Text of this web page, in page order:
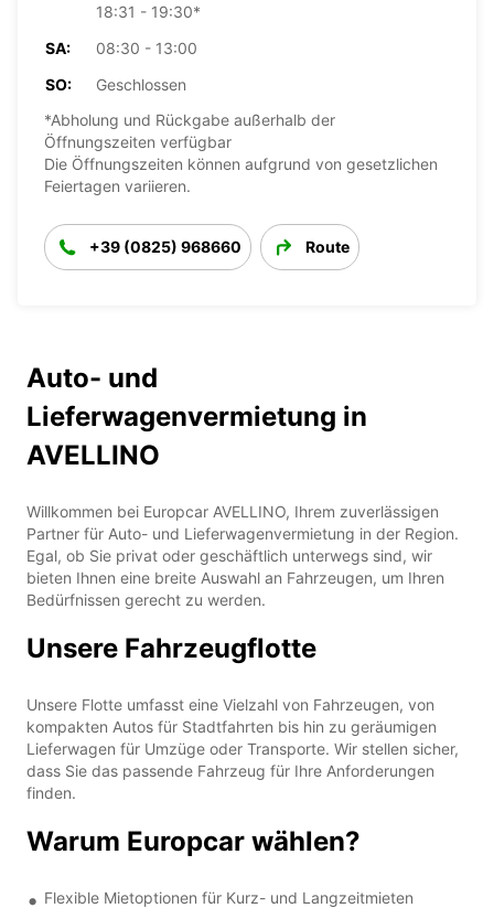
18:31 - 19:30*
SA:
08:30 - 13:00
SO:
Geschlossen
*Abholung und Rückgabe außerhalb der
Öffnungszeiten verfügbar
Die Öffnungszeiten können aufgrund von gesetzlichen
Feiertagen variieren.
+39 (0825) 968660 Route
Auto- und
Lieferwagenvermietung in
AVELLINO
Willkommen bei Europcar AVELLINO, Ihrem zuverlässigen
Partner für Auto- und Lieferwagenvermietung in der Region.
Egal, ob Sie privat oder geschäftlich unterwegs sind, wir
bieten Ihnen eine breite Auswahl an Fahrzeugen, um Ihren
Bedürfnissen gerecht zu werden.
Unsere Fahrzeugflotte
Unsere Flotte umfasst eine Vielzahl von Fahrzeugen, von
kompakten Autos für Stadtfahrten bis hin zu geräumigen
Lieferwagen für Umzüge oder Transporte. Wir stellen sicher,
dass Sie das passende Fahrzeug für Ihre Anforderungen
finden.
Warum Europcar wählen?
Flexible Mietoptionen für Kurz- und Langzeitmieten